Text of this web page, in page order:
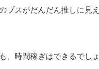
ブスがだんだん推しに見
、時間稼ぎはできるでしょ